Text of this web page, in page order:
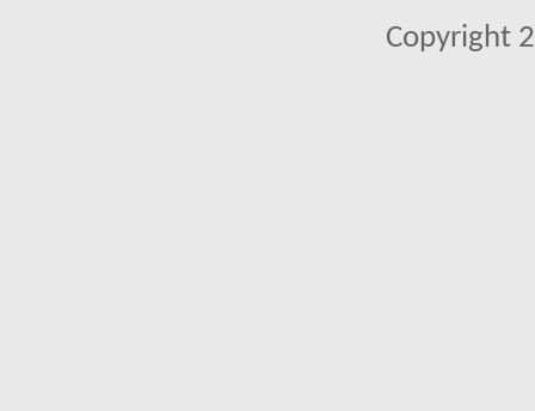
Copyright